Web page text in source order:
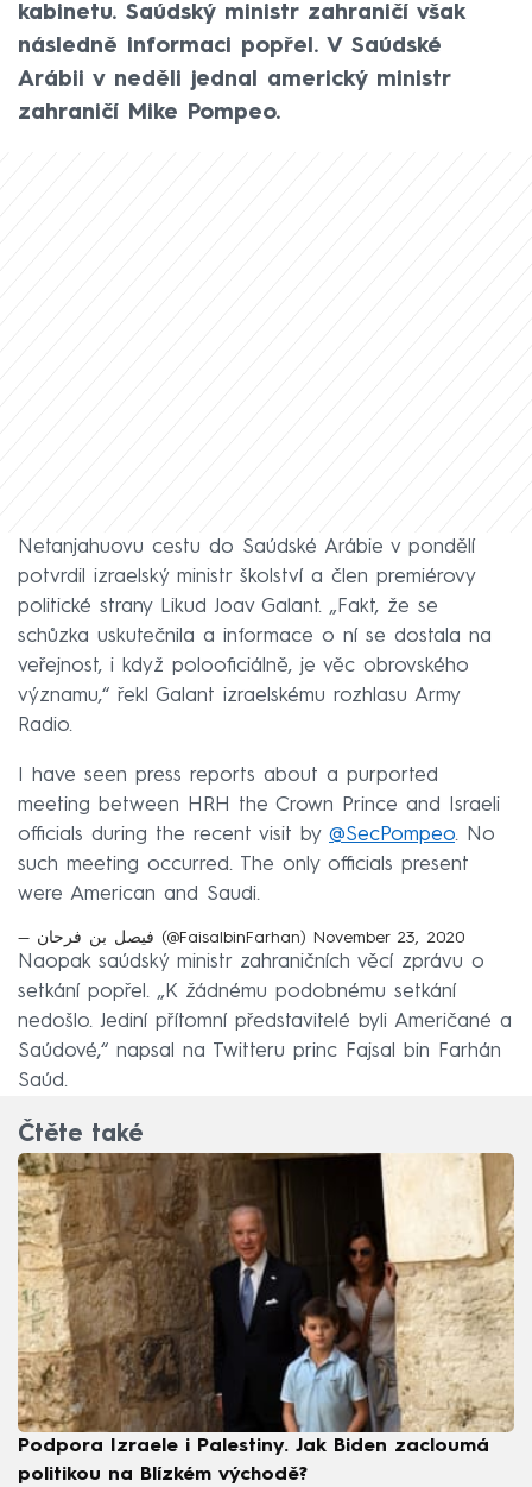
kabinetu. Saúdský ministr zahraničí však
následně informaci popřel. V Saúdské
Arábii v neděli jednal americký ministr
zahraničí Mike Pompeo.
Netanjahuovu cestu do Saúdské Arábie v pondělí
potvrdil izraelský ministr školství a člen premiérovy
politické strany Likud Joav Galant. „Fakt, že se
schůzka uskutečnila a informace o ní se dostala na
veřejnost, i když polooficiálně, je věc obrovského
významu,“ řekl Galant izraelskému rozhlasu Army
Radio.
I have seen press reports about a purported
meeting between HRH the Crown Prince and Israeli
officials during the recent visit by @SecPompeo. No
such meeting occurred. The only officials present
were American and Saudi.
— فيصل بن فرحان (@FaisalbinFarhan) November 23, 2020
Naopak saúdský ministr zahraničních věcí zprávu o
setkání popřel. „K žádnému podobnému setkání
nedošlo. Jediní přítomní představitelé byli Američané a
Saúdové,“ napsal na Twitteru princ Fajsal bin Farhán
Saúd.
Čtěte také
Podpora Izraele i Palestiny. Jak Biden zacloumá
politikou na Blízkém východě?